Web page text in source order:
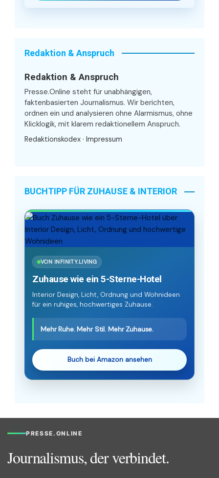
Redaktion & Anspruch
Redaktion & Anspruch
Presse.Online steht für unabhängigen,
faktenbasierten Journalismus. Wir berichten,
ordnen ein und analysieren ohne Alarmismus, ohne
Klicklogik, mit klarem redaktionellem Anspruch.
Redaktionskodex · Impressum
BUCHTIPP FÜR ZUHAUSE & INTERIOR
VON INFINITY.LIVING
Zuhause wie ein 5-Sterne-Hotel
Interior Design, Licht, Ordnung und Wohnideen
für ein ruhiges, hochwertiges Zuhause.
Mehr Ruhe. Mehr Stil. Mehr Zuhause.
Buch bei Amazon ansehen
PRESSE.ONLINE
Journalismus, der verbindet.